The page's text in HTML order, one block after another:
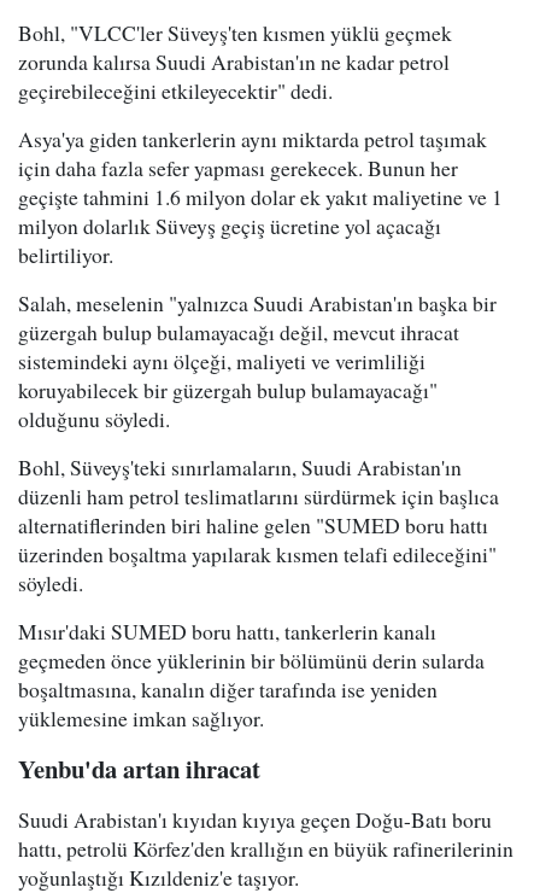
Bohl, "VLCC'ler Süveyş'ten kısmen yüklü geçmek
zorunda kalırsa Suudi Arabistan'ın ne kadar petrol
geçirebileceğini etkileyecektir" dedi.
Asya'ya giden tankerlerin aynı miktarda petrol taşımak
için daha fazla sefer yapması gerekecek. Bunun her
geçişte tahmini 1.6 milyon dolar ek yakıt maliyetine ve 1
milyon dolarlık Süveyş geçiş ücretine yol açacağı
belirtiliyor.
Salah, meselenin "yalnızca Suudi Arabistan'ın başka bir
güzergah bulup bulamayacağı değil, mevcut ihracat
sistemindeki aynı ölçeği, maliyeti ve verimliliği
koruyabilecek bir güzergah bulup bulamayacağı"
olduğunu söyledi.
Bohl, Süveyş'teki sınırlamaların, Suudi Arabistan'ın
düzenli ham petrol teslimatlarını sürdürmek için başlıca
alternatiflerinden biri haline gelen "SUMED boru hattı
üzerinden boşaltma yapılarak kısmen telafi edileceğini"
söyledi.
Mısır'daki SUMED boru hattı, tankerlerin kanalı
geçmeden önce yüklerinin bir bölümünü derin sularda
boşaltmasına, kanalın diğer tarafında ise yeniden
yüklemesine imkan sağlıyor.
Yenbu'da artan ihracat
Suudi Arabistan'ı kıyıdan kıyıya geçen Doğu-Batı boru
hattı, petrolü Körfez'den krallığın en büyük rafinerilerinin
yoğunlaştığı Kızıldeniz'e taşıyor.